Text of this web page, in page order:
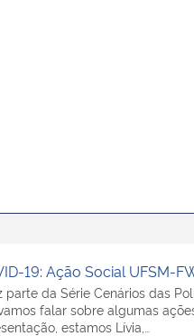
19: Ação Social UFSM-
da Série Cenários das
falar sobre algumas
estamos Lívia,…